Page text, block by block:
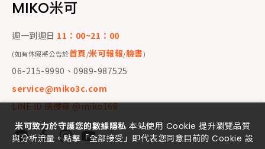
MIKO米可
週一到週日 11：00~21：00
(如有休假將公告於首頁/米可報報/臉書)
06-215-9990、0989-987525
service@miko3c.com
LINE ID 請搜尋 @miko168
米可致力於守護您的數據隱私 本站使用 Cookie 提升瀏覽品質
與分析流量。點擊「全部接受」即代表您同意目前的 Cookie 設